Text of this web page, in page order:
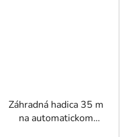
Záhradná hadica 35 m
na automatickom